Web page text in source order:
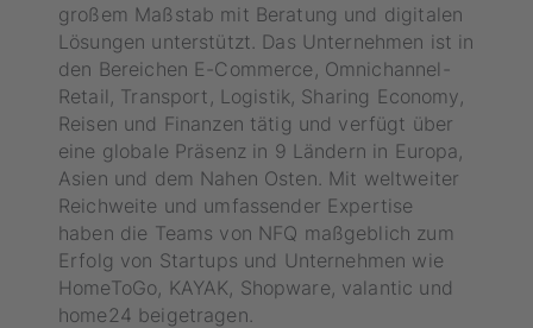
großem Maßstab mit Beratung und digitalen
Lösungen unterstützt. Das Unternehmen ist in
den Bereichen E-Commerce, Omnichannel-
Retail, Transport, Logistik, Sharing Economy,
Reisen und Finanzen tätig und verfügt über
eine globale Präsenz in 9 Ländern in Europa,
Asien und dem Nahen Osten. Mit weltweiter
Reichweite und umfassender Expertise
haben die Teams von NFQ maßgeblich zum
Erfolg von Startups und Unternehmen wie
HomeToGo, KAYAK, Shopware, valantic und
home24 beigetragen.